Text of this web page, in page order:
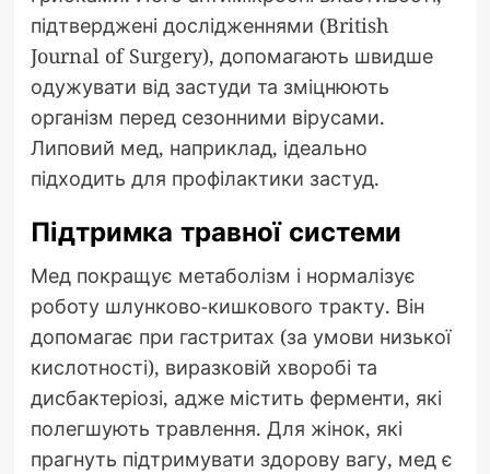
підтверджені дослідженнями (British
Journal of Surgery), допомагають швидше
одужувати від застуди та зміцнюють
організм перед сезонними вірусами.
Липовий мед, наприклад, ідеально
підходить для профілактики застуд.
Підтримка травної системи
Мед покращує метаболізм і нормалізує
роботу шлунково-кишкового тракту. Він
допомагає при гастритах (за умови низької
кислотності), виразковій хворобі та
дисбактеріозі, адже містить ферменти, які
полегшують травлення. Для жінок, які
прагнуть підтримувати здорову вагу, мед є